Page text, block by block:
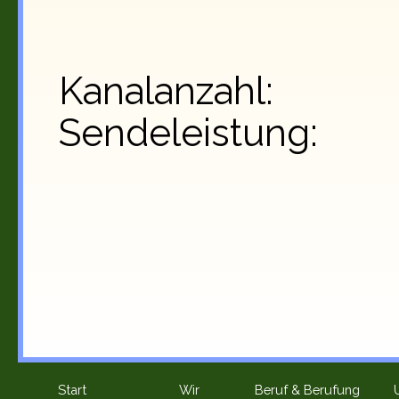
Kanalanzahl: 4
Sendeleistung:
Start Wir ▼
Beruf & Berufung